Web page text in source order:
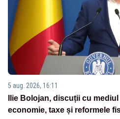
5 aug. 2026, 16:11
Ilie Bolojan, discuții cu
economie, taxe și reformele